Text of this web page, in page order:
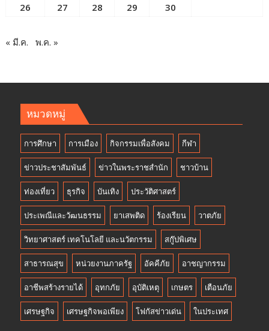
26
27 28 29 30
« มี.ค. พ.ค. »
หมวดหมู่
การศึกษา การเมือง กิจกรรมเพื่อสังคม กีฬา
ข่าวประชาสัมพันธ์ ข่าวในพระราชสำนัก ชาวบ้าน
ท่องเที่ยว ธุรกิจ บันเทิง ประวัติศาสตร์
ประเพณีและวัฒนธรรม ยาเสพติด ร้องเรียน วาตภัย
วิทยาศาสตร์ เทคโนโลยี และนวัตกรรม สกู๊ปพิเศษ
สาธารณสุข หน่วยงานภาครัฐ อัคคีภัย อาชญากรรม
อาชีพสร้างรายได้ อุทกภัย อุบัติเหตุ เกษตร เตือนภัย
เศรษฐกิจ เศรษฐกิจพอเพียง โฟกัสข่าวเด่น ในประเทศ